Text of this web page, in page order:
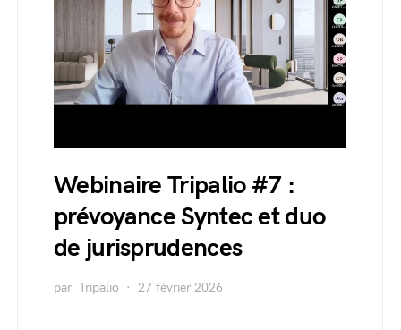
Webinaire Tripalio #7 :
prévoyance Syntec et duo
de jurisprudences
par Tripalio 27 février 2026